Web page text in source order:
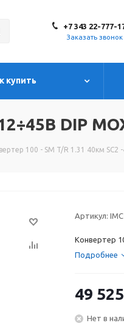
+7 343 22-777-
Заказать звонок
купить
DIP
100 - SM T/R 1.31 40км SC2
Артикул:
Конвертер
Подробнее
49
Нет в